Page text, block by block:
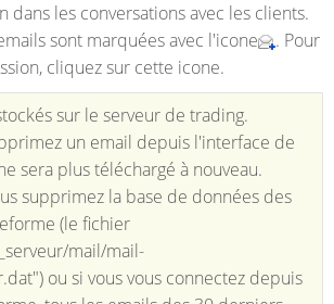
dans les conversations avec les clients.
sont marquées avec l'icone
. Pour
cliquez sur cette icone.
sur le serveur de trading.
un email depuis l'interface de
sera plus téléchargé à nouveau.
supprimez la base de données des
(le fichier
mail/mail-
ou si vous vous connectez depuis